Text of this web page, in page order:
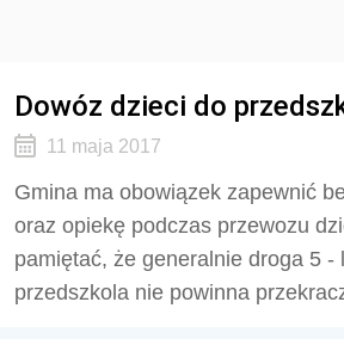
Dowóz dzieci do
11 maja 2017
Gmina ma obowiązek zapewnić
oraz opiekę podczas przewozu
pamiętać, że generalnie droga 5 -
przedszkola nie powinna